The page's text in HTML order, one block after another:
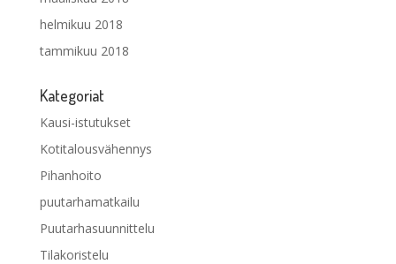
helmikuu 2018
tammikuu 2018
Kategoriat
Kausi-istutukset
Kotitalousvähennys
Pihanhoito
puutarhamatkailu
Puutarhasuunnittelu
Tilakoristelu